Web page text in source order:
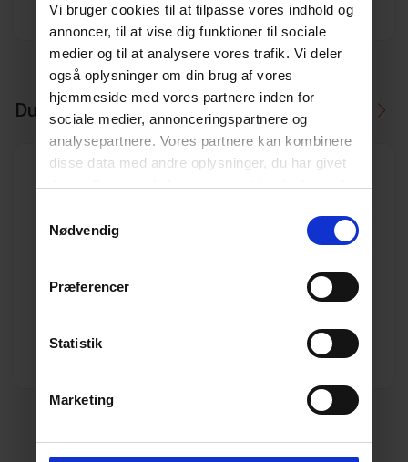
Vi bruger cookies til at tilpasse vores indhold og
annoncer, til at vise dig funktioner til sociale
medier og til at analysere vores trafik. Vi deler
også oplysninger om din brug af vores
hjemmeside med vores partnere inden for
sociale medier, annonceringspartnere og
analysepartnere. Vores partnere kan kombinere
disse data med andre oplysninger, du har givet
dem, eller som de har indsamlet fra din brug af
Nødvendig
Præferencer
Statistik
Marketing
ProducentWavin
Du kan måske i stedet bruge
Pakkeinfo. STK.
Se produkt